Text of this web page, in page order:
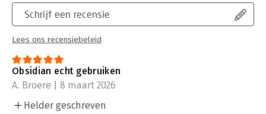
Schrijf een recensie
Lees ons recensiebeleid
Obsidian echt gebruiken
A. Broere | 8 maart 2026
Helder geschreven